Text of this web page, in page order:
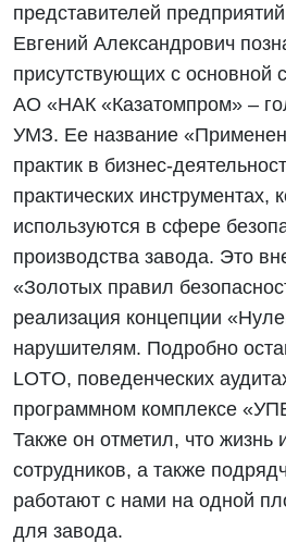
представителей
Евгений Александрович
присутствующих с основной
АО «НАК «Казатомпром» –
УМЗ. Ее название
практик в бизнес-
практических инструментах,
используются в сфере
производства завода. Это
«Золотых правил
реализация концепции
нарушителям. Подробно
LOTO, поведенческих
программном комплексе
Также он отметил, что жизнь
сотрудников, а также
работают с нами на одной
для завода.